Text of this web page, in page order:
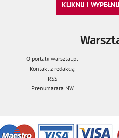
KLIKNIJ I
O portalu warsztat.pl
Kontakt z redakcją
RSS
Prenumarata NW